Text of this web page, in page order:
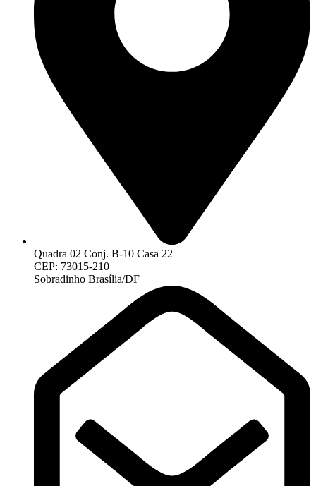
Quadra 02 Conj. B-10 Casa 22
CEP: 73015-210
Sobradinho Brasília/DF